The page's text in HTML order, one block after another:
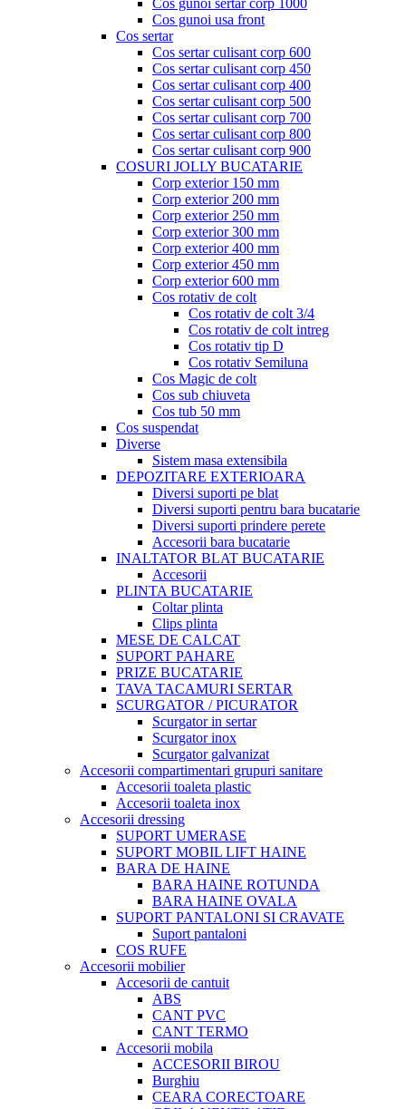
Cos gunoi sertar corp 1000
Cos gunoi usa front
Cos sertar
Cos sertar culisant corp 600
Cos sertar culisant corp 450
Cos sertar culisant corp 400
Cos sertar culisant corp 500
Cos sertar culisant corp 700
Cos sertar culisant corp 800
Cos sertar culisant corp 900
COSURI JOLLY BUCATARIE
Corp exterior 150 mm
Corp exterior 200 mm
Corp exterior 250 mm
Corp exterior 300 mm
Corp exterior 400 mm
Corp exterior 450 mm
Corp exterior 600 mm
Cos rotativ de colt
Cos rotativ de colt 3/4
Cos rotativ de colt intreg
Cos rotativ tip D
Cos rotativ Semiluna
Cos Magic de colt
Cos sub chiuveta
Cos tub 50 mm
Cos suspendat
Diverse
Sistem masa extensibila
DEPOZITARE EXTERIOARA
Diversi suporti pe blat
Diversi suporti pentru bara bucatarie
Diversi suporti prindere perete
Accesorii bara bucatarie
INALTATOR BLAT BUCATARIE
Accesorii
PLINTA BUCATARIE
Coltar plinta
Clips plinta
MESE DE CALCAT
SUPORT PAHARE
PRIZE BUCATARIE
TAVA TACAMURI SERTAR
SCURGATOR / PICURATOR
Scurgator in sertar
Scurgator inox
Scurgator galvanizat
Accesorii compartimentari grupuri sanitare
Accesorii toaleta plastic
Accesorii toaleta inox
Accesorii dressing
SUPORT UMERASE
SUPORT MOBIL LIFT HAINE
BARA DE HAINE
BARA HAINE ROTUNDA
BARA HAINE OVALA
SUPORT PANTALONI SI CRAVATE
Suport pantaloni
COS RUFE
Accesorii mobilier
Accesorii de cantuit
ABS
CANT PVC
CANT TERMO
Accesorii mobila
ACCESORII BIROU
Burghiu
CEARA CORECTOARE